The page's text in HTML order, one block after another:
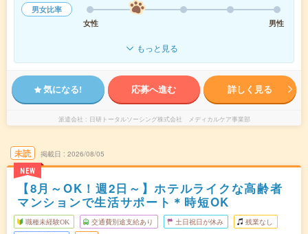
男女比率
女性
男性
もっと見る
気になる! 応募へ進む 詳しく見る
派遣会社 日研トータルソーシング株式会社 メディカルケア事業部
未読
NEW
掲載日 2026/08/05
【8月～OK！週2日～】ホテルライクな高齢者
マンションで生活サポート＊時短OK
職種未経験OK 交通費別途支給あり 土日祝日が休み 残業なし